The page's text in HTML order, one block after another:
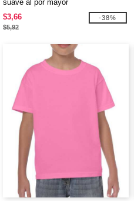
suave al por mayor
$3,66
$5,92
-38%